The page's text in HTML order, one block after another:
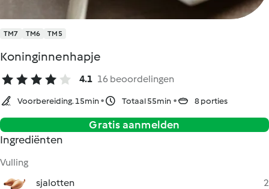
TM7 TM6 TM5
Koninginnenhapje
4.1 16 beoordelingen
Voorbereiding. 15min Totaal 55min 8 porties
Gratis aanmelden
Ingrediënten
Vulling
sjalotten
2